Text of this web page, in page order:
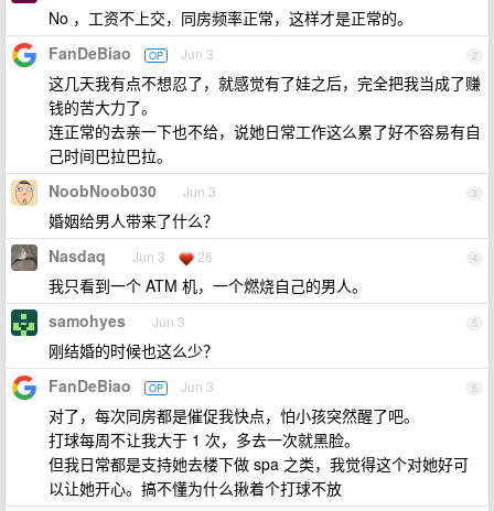
No ，工资不上交，同房频率正常，这样才是正常的。
2
FanDeBiao OP Jun 3
这几天我有点不想忍了，就感觉有了娃之后，完全把我当成了赚
钱的苦大力了。
连正常的去亲一下也不给，说她日常工作这么累了好不容易有自
己时间巴拉巴拉。
3
NoobNoob030 Jun 3
婚姻给男人带来了什么？
4
Nasdaq Jun 3 26
我只看到一个 ATM 机，一个燃烧自己的男人。
5
samohyes Jun 3
刚结婚的时候也这么少？
6
FanDeBiao OP Jun 3
对了，每次同房都是催促我快点，怕小孩突然醒了吧。
打球每周不让我大于 1 次，多去一次就黑脸。
但我日常都是支持她去楼下做 spa 之类，我觉得这个对她好可
以让她开心。搞不懂为什么揪着个打球不放